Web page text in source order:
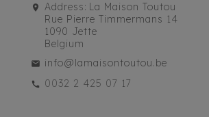
Address: La Maison Toutou
Rue Pierre Timmermans 14
1090 Jette
Belgium
info@lamaisontoutou.be
0032 2 425 07 17